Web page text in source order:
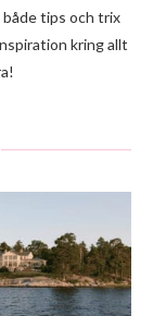
tips och trix
kring allt